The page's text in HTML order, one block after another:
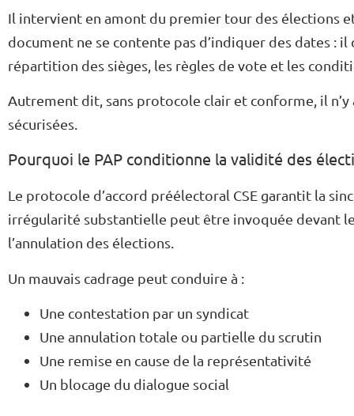
Il intervient en amont du premier tour des élections
document ne se contente pas d’indiquer des dates :
répartition des sièges, les règles de vote et les
Autrement dit, sans protocole clair et conforme, il n’y
sécurisées.
Pourquoi le PAP conditionne la validité des
Le protocole d’accord préélectoral CSE garantit la
irrégularité substantielle peut être invoquée devant
l’annulation des élections.
Un mauvais cadrage peut conduire à :
Une contestation par un syndicat
Une annulation totale ou partielle du scrutin
Une remise en cause de la représentativité
Un blocage du dialogue social